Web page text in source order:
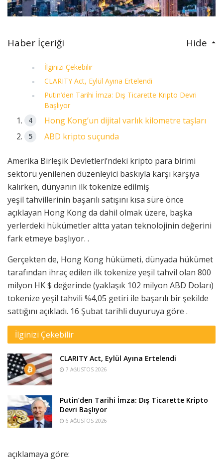
Haber İçeriği Hide
İlginizi Çekebilir
CLARITY Act, Eylül Ayına Ertelendi
Putin’den Tarihi İmza: Dış Ticarette Kripto Devri
Başlıyor
Hong Kong’un dijital varlık kilometre taşları
ABD kripto suçunda
Amerika Birleşik Devletleri’ndeki kripto para birimi
sektörü yenilenen düzenleyici baskıyla karşı karşıya
kalırken, dünyanın ilk tokenize edilmiş
yeşil tahvillerinin başarılı satışını kısa süre önce
açıklayan Hong Kong da dahil olmak üzere, başka
yerlerdeki hükümetler altta yatan teknolojinin değerini
fark etmeye başlıyor. .
Gerçekten de, Hong Kong hükümeti, dünyada hükümet
tarafından ihraç edilen ilk tokenize yeşil tahvil olan 800
milyon HK $ değerinde (yaklaşık 102 milyon ABD Doları)
tokenize yeşil tahvili %4,05 getiri ile başarılı bir şekilde
sattığını açıkladı. 16 Şubat tarihli duyuruya göre .
İlginizi Çekebilir
CLARITY Act, Eylül Ayına Ertelendi
7 AĞUSTOS 2026
Putin’den Tarihi İmza: Dış Ticarette Kripto
Devri Başlıyor
6 AĞUSTOS 2026
açıklamaya göre: